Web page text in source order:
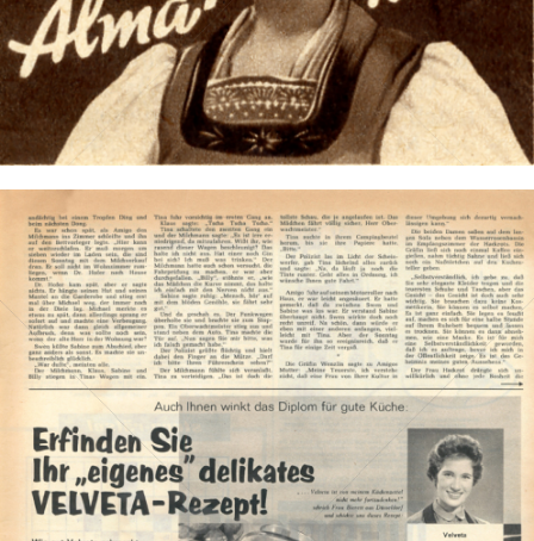
Alma Rupp AG · Privatkäserei Rupp 1959
Bild-ID: 72702